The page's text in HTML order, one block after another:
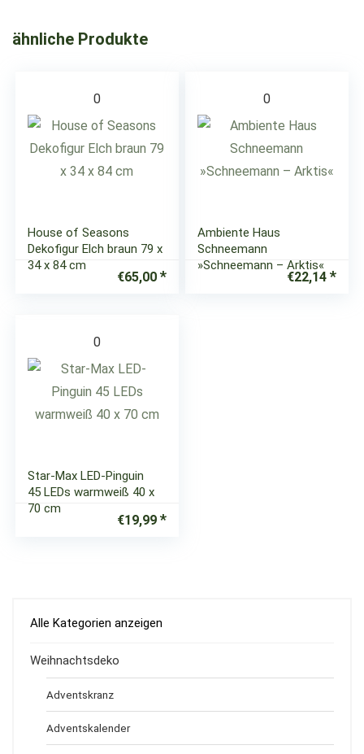
ähnliche Produkte
0
House of Seasons
Dekofigur Elch braun 79 x
34 x 84 cm
€65,00
0
Ambiente Haus
Schneemann
»Schneemann – Arktis«
€22,14
0
Star-Max LED-Pinguin
45 LEDs warmweiß 40 x
70 cm
€19,99
Alle Kategorien anzeigen
Weihnachtsdeko
Adventskranz
Adventskalender